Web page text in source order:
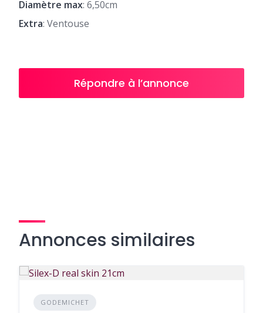
Diamètre max: 6,50cm
Extra: Ventouse
Répondre à l’annonce
Annonces similaires
GODEMICHET